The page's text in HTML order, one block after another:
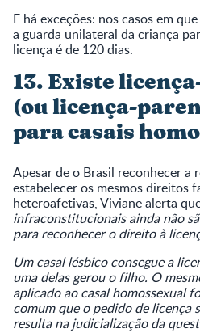
E há exceções: nos casos em
a guarda unilateral da criança
licença é de 120 dias.
13. Existe
(ou licença-
para casais
Apesar de o Brasil reconhecer a
estabelecer os mesmos direitos
heteroafetivas, Viviane alerta
infraconstitucionais ainda não
para reconhecer o direito à
Um casal lésbico consegue a
uma delas gerou o filho. O
aplicado ao casal homossexual
comum que o pedido de licença
resulta na judicialização da